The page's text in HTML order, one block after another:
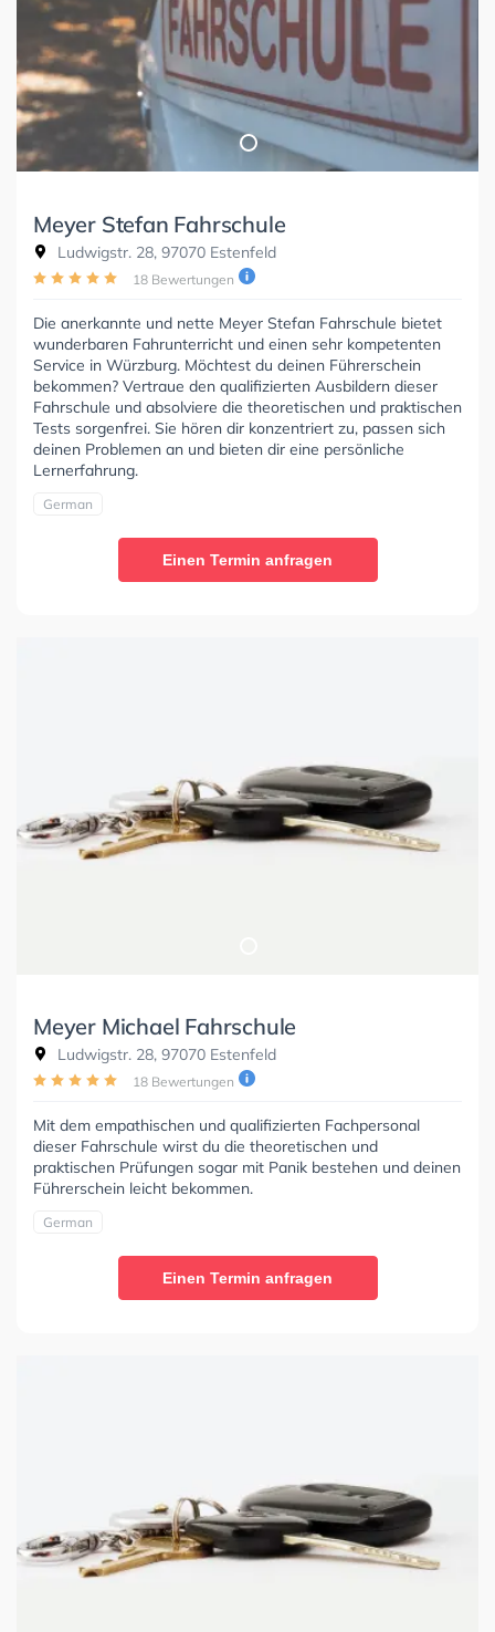
Meyer Stefan Fahrschule
Ludwigstr. 28, 97070 Estenfeld
18 Bewertungen
Die anerkannte und nette Meyer Stefan Fahrschule bietet
wunderbaren Fahrunterricht und einen sehr kompetenten
Service in Würzburg. Möchtest du deinen Führerschein
bekommen? Vertraue den qualifizierten Ausbildern dieser
Fahrschule und absolviere die theoretischen und praktischen
Tests sorgenfrei. Sie hören dir konzentriert zu, passen sich
deinen Problemen an und bieten dir eine persönliche
Lernerfahrung.
German
Einen Termin anfragen
Meyer Michael Fahrschule
Ludwigstr. 28, 97070 Estenfeld
18 Bewertungen
Mit dem empathischen und qualifizierten Fachpersonal
dieser Fahrschule wirst du die theoretischen und
praktischen Prüfungen sogar mit Panik bestehen und deinen
Führerschein leicht bekommen.
German
Einen Termin anfragen